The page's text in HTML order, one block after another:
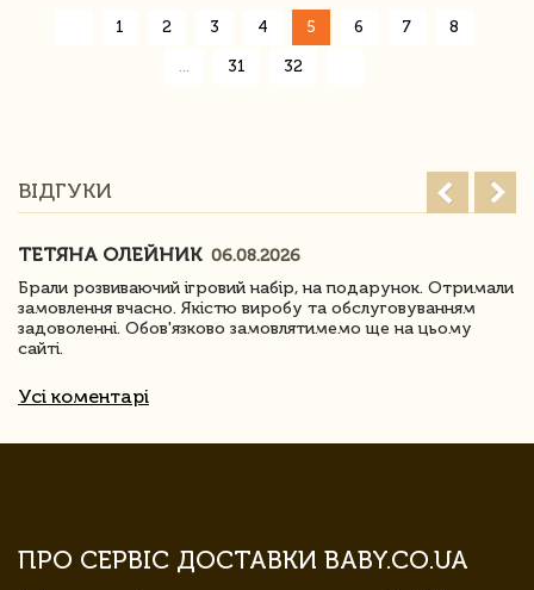
1 2 3 4 5 6 7 8
31 32
ВІДГУКИ
ТЕТЯНА ОЛЕЙНИК 06.08.2026
Брали розвиваючий ігровий набір, на подарунок. Отримали
замовлення вчасно. Якістю виробу та обслуговуванням
задоволенні. Обов'язково замовлятимемо ще на цьому
сайті.
Усі коментарі
ПРО СЕРВІС ДОСТАВКИ BABY.CO.UA